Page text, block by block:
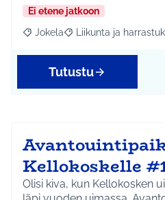
Ei etene jatkoon
Rajaa tulokset aihepiirin
Jokela Rajaa tulokset
Liikunta ja
Tutustu
Kellokoskelle
Olisi kiva, kun Kellokosken